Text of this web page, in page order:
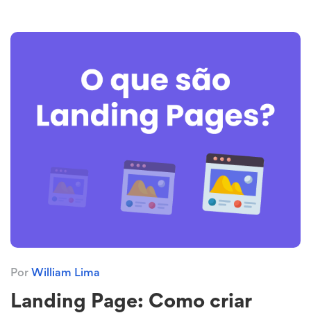
Por William Lima
Landing Page: Como criar